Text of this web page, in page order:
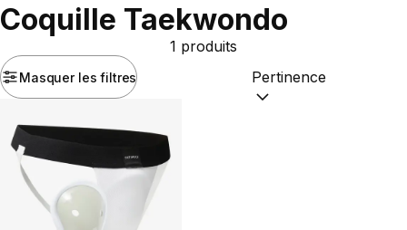
Coquille Taekwondo
Masquer les filtres
1 produits
Trier par :(optional)